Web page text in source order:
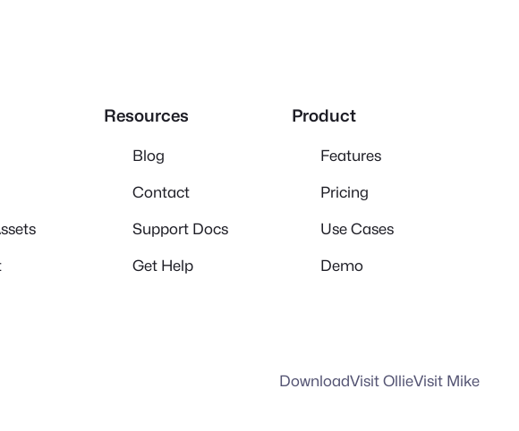
Resources
Blog
Contact
Support Docs
Get Help
Product
Features
Pricing
Use Cases
Demo
DownloadVisit OllieVisit Mike